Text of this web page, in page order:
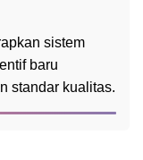
sistem
baru
standar kualitas.